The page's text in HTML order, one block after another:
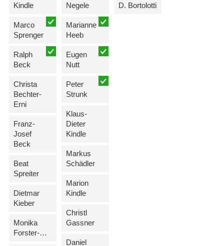
Kindle
Marco
Sprenger
Ralph
Beck
Christa
Bechter-
Erni
Franz-
Josef
Beck
Beat
Spreiter
Dietmar
Kieber
Monika
Forster-Rehak
Negele
Marianne
Heeb
Eugen
Nutt
Peter
Strunk
Klaus-
Dieter
Kindle
Markus
Schädler
Marion
Kindle
Christl
Gassner
Daniel
D. Bortolotti